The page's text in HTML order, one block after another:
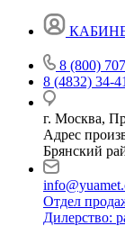
8 (800)
8 (4832) 34-
г. Москва,
Адрес
Брянский
Отдел
Дилерство: